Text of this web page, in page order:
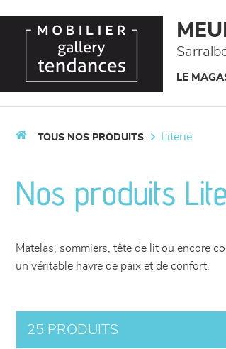
LE
TOUS NOS PRODUITS literie
Nos produits
Matelas, sommiers, tête de lit ou encore
un véritable havre de paix et de confort.
25 PRODUITS